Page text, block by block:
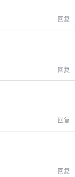
回复
回复
回复
回复